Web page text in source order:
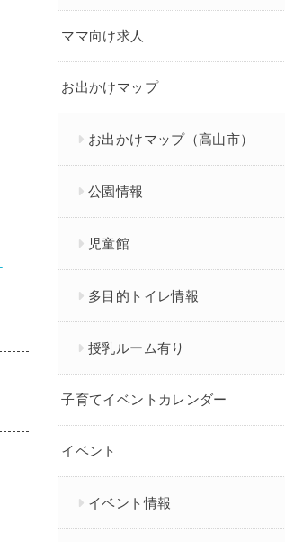
ママ向け求人
お出かけマップ
お出かけマップ（高山市）
公園情報
児童館
多目的トイレ情報
授乳ルーム有り
子育てイベントカレンダー
イベント
イベント情報